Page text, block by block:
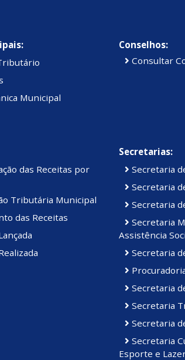
Municipal
Conselhos:
Consultar
das Receitas por
Tributária Municipal
das Receitas
Secretarias:
Secretaria
Secretaria
Secretaria
Secretaria
Assistência
Secretaria
Secretaria
Secretaria
Secretaria
Secretaria
Esporte e